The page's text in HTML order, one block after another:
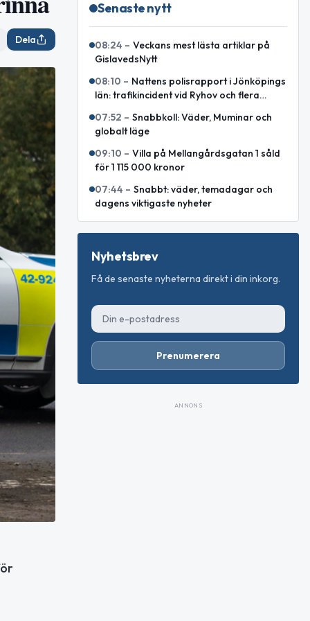
Dela
Senaste nytt
08:24 – Veckans mest lästa artiklar på
GislavedsNytt
08:10 – Nattens polisrapport i Jönköpings
län: trafikincident vid Ryhov och flera
07:52 – Snabbkoll: Väder, Muminar och
globalt läge
09:10 – Villa på Mellangårdsgatan 1 såld
för 1 115 000 kronor
07:44 – Snabbt: väder, temadagar och
dagens viktigaste nyheter
Nyhetsbrev
Få de senaste nyheterna direkt i din inkorg.
Prenumerera
ANNONS